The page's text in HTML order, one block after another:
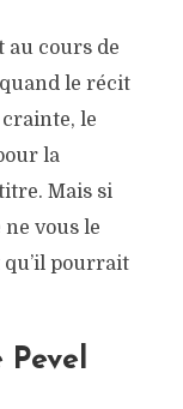
au cours de
le récit
le
la
Mais si
vous le
qu’il pourrait
Pevel